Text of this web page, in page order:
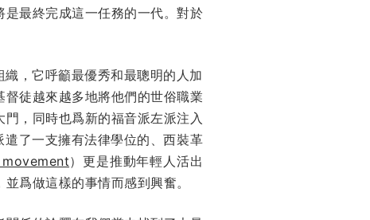
最終完成這一任務的一代。對於
，它呼籲最優秀和最聰明的人加
徒越來越多地將他們的世俗職業
，同時也爲新的福音派左派注入
了一支擁有法律學位的、西裝革
）更是推動年輕人活出
爲做這樣的事情而感到興奮。